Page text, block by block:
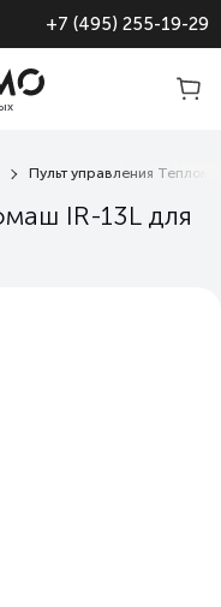
+7 (495) 255-19-29
Пульт управления
IR-13L для